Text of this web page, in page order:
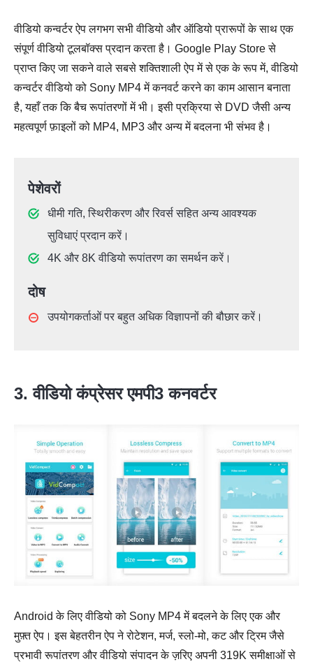
वीडियो कन्वर्टर ऐप लगभग सभी वीडियो और ऑडियो प्रारूपों के साथ एक
संपूर्ण वीडियो टूलबॉक्स प्रदान करता है। Google Play Store से
प्राप्त किए जा सकने वाले सबसे शक्तिशाली ऐप में से एक के रूप में, वीडियो
कन्वर्टर वीडियो को Sony MP4 में कनवर्ट करने का काम आसान बनाता
है, यहाँ तक कि बैच रूपांतरणों में भी। इसी प्रक्रिया से DVD जैसी अन्य
महत्वपूर्ण फ़ाइलों को MP4, MP3 और अन्य में बदलना भी संभव है।
पेशेवरों
धीमी गति, स्थिरीकरण और रिवर्स सहित अन्य आवश्यक
सुविधाएं प्रदान करें।
4K और 8K वीडियो रूपांतरण का समर्थन करें।
दोष
उपयोगकर्ताओं पर बहुत अधिक विज्ञापनों की बौछार करें।
3. वीडियो कंप्रेसर एमपी3 कनवर्टर
Android के लिए वीडियो को Sony MP4 में बदलने के लिए एक और
मुफ़्त ऐप। इस बेहतरीन ऐप ने रोटेशन, मर्ज, स्लो-मो, कट और ट्रिम जैसे
प्रभावी रूपांतरण और वीडियो संपादन के ज़रिए अपनी 319K समीक्षाओं से